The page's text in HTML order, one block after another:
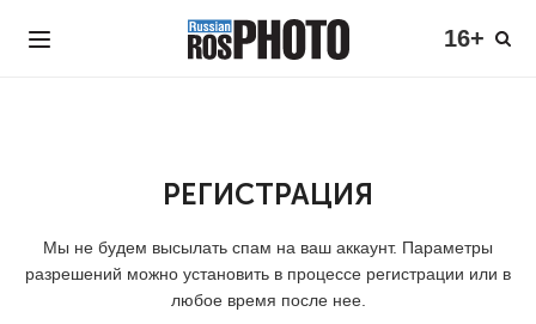
16+
РЕГИСТРАЦИЯ
Мы не будем высылать спам на ваш аккаунт. Параметры
разрешений можно установить в процессе регистрации или в
любое время после нее.